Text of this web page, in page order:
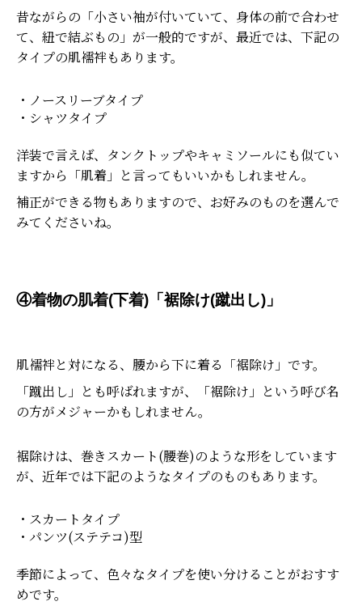
昔ながらの「小さい袖が付いていて、身体の前で合わせ
て、紐で結ぶもの」が一般的ですが、最近では、下記の
タイプの肌襦袢もあります。
・ノースリーブタイプ
・シャツタイプ
洋装で言えば、タンクトップやキャミソールにも似てい
ますから「肌着」と言ってもいいかもしれません。
補正ができる物もありますので、お好みのものを選んで
みてくださいね。
④着物の肌着(下着)「裾除け(蹴出し)」
肌襦袢と対になる、腰から下に着る「裾除け」です。
「蹴出し」とも呼ばれますが、「裾除け」という呼び名
の方がメジャーかもしれません。
裾除けは、巻きスカート(腰巻)のような形をしています
が、近年では下記のようなタイプのものもあります。
・スカートタイプ
・パンツ(ステテコ)型
季節によって、色々なタイプを使い分けることがおすす
めです。